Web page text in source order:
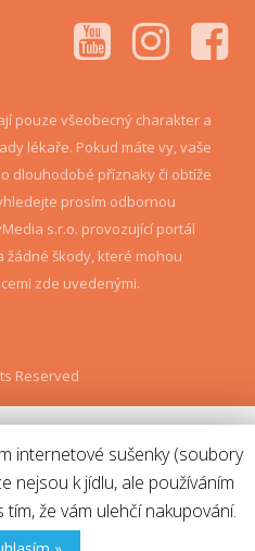
pouze všeobecný charakter a
lékaře. Pokud máte vy, vaše
dlouhodobé příznaky či obtíže
prosím odbornou
s.r.o. provozující portál
škody, které mohou
zde uvedenými.
Reserved
internetové sušenky (soubory
nejsou k jídlu, ale používáním
že vám ulehčí nakupování.